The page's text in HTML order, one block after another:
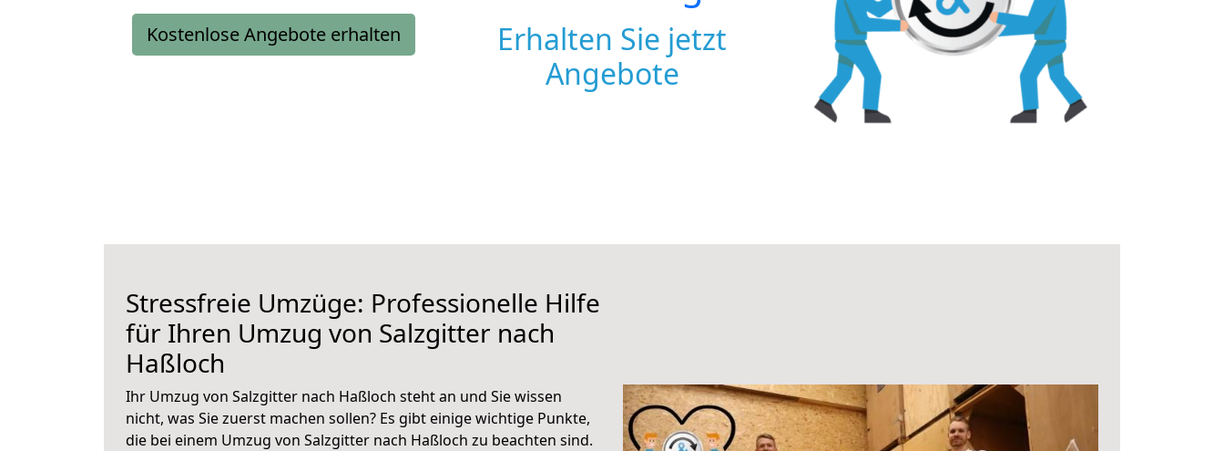
Kostenlose Angebote erhalten
Erhalten Sie jetzt
Angebote
Stressfreie Umzüge: Professionelle Hilfe
für Ihren Umzug von Salzgitter nach
Haßloch
Ihr Umzug von Salzgitter nach Haßloch steht an und Sie wissen
nicht, was Sie zuerst machen sollen? Es gibt einige wichtige Punkte,
die bei einem Umzug von Salzgitter nach Haßloch zu beachten sind.